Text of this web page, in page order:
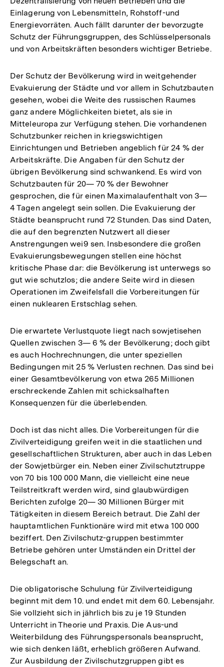
Einlagerung von Lebensmitteln, Rohstoff-und
Energievorräten. Auch fällt darunter der bevorzugte
Schutz der Führungsgruppen, des Schlüsselpersonals
und von Arbeitskräften besonders wichtiger Betriebe.
Der Schutz der Bevölkerung wird in weitgehender
Evakuierung der Städte und vor allem in Schutzbauten
gesehen, wobei die Weite des russischen Raumes
ganz andere Möglichkeiten bietet, als sie in
Mitteleuropa zur Verfügung stehen. Die vorhandenen
Schutzbunker reichen in kriegswichtigen
Einrichtungen und Betrieben angeblich für 24 % der
Arbeitskräfte. Die Angaben für den Schutz der
übrigen Bevölkerung sind schwankend. Es wird von
Schutzbauten für 20— 70 % der Bewohner
gesprochen, die für einen Maximalaufenthalt von 3—
4 Tagen angelegt sein sollen. Die Evakuierung der
Städte beansprucht rund 72 Stunden. Das sind Daten,
die auf den begrenzten Nutzwert all dieser
Anstrengungen wei9 sen. Insbesondere die großen
Evakuierungsbewegungen stellen eine höchst
kritische Phase dar: die Bevölkerung ist unterwegs so
gut wie schutzlos; die andere Seite wird in diesen
Operationen im Zweifelsfall die Vorbereitungen für
einen nuklearen Erstschlag sehen.
Die erwartete Verlustquote liegt nach sowjetisehen
Quellen zwischen 3— 6 % der Bevölkerung; doch gibt
es auch Hochrechnungen, die unter speziellen
Bedingungen mit 25 % Verlusten rechnen. Das sind bei
einer Gesamtbevölkerung von etwa 265 Millionen
erschreckende Zahlen mit schicksalhaften
Konsequenzen für die überlebenden.
Doch ist das nicht alles. Die Vorbereitungen für die
Zivilverteidigung greifen weit in die staatlichen und
gesellschaftlichen Strukturen, aber auch in das Leben
der Sowjetbürger ein. Neben einer Zivilschutztruppe
von 70 bis 100 000 Mann, die vielleicht eine neue
Teilstreitkraft werden wird, sind glaubwürdigen
Berichten zufolge 20— 30 Millionen Bürger mit
Tätigkeiten in diesem Bereich betraut. Die Zahl der
hauptamtlichen Funktionäre wird mit etwa 100 000
beziffert. Den Zivilschutz-gruppen bestimmter
Betriebe gehören unter Umständen ein Drittel der
Belegschaft an.
Die obligatorische Schulung für Zivilverteidigung
beginnt mit dem 10. und endet mit dem 60. Lebensjahr.
Sie vollzieht sich in jährlich bis zu je 19 Stunden
Unterricht in Theorie und Praxis. Die Aus-und
Weiterbildung des Führungspersonals beansprucht,
wie sich denken läßt, erheblich größeren Aufwand.
Zur Ausbildung der Zivilschutzgruppen gibt es